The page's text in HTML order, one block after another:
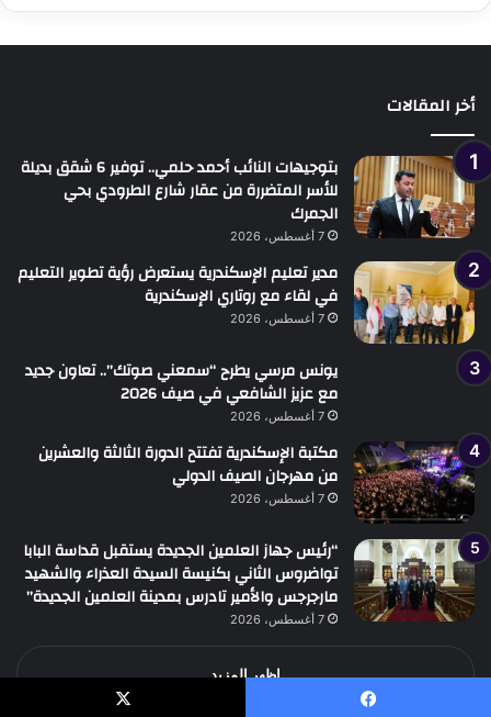
أخر المقالات
بتوجيهات النائب أحمد حلمي.. توفير 6 شقق بديلة
للأسر المتضررة من عقار شارع الطرودي بحي
الجمرك
7 أغسطس، 2026
مدير تعليم الإسكندرية يستعرض رؤية تطوير التعليم
في لقاء مع روتاري الإسكندرية
7 أغسطس، 2026
يونس مرسي يطرح “سمعني صوتك”.. تعاون جديد
مع عزيز الشافعي في صيف 2026
7 أغسطس، 2026
مكتبة الإسكندرية تفتتح الدورة الثالثة والعشرين
من مهرجان الصيف الدولي
7 أغسطس، 2026
“رئيس جهاز العلمين الجديدة يستقبل قداسة البابا
تواضروس الثاني بكنيسة السيدة العذراء والشهيد
مارجرجس والأمير تادرس بمدينة العلمين الجديدة”
7 أغسطس، 2026
اظهر المزيد